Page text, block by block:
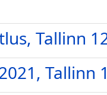
Tallinn
Tallinn